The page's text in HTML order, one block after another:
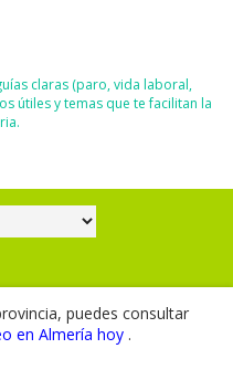
claras (paro, vida laboral,
útiles y temas que te facilitan la
puedes consultar
en Almería hoy .